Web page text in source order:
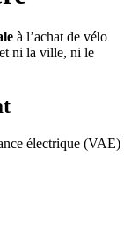
à l’achat de vélo
ni la ville, ni le
électrique (VAE)